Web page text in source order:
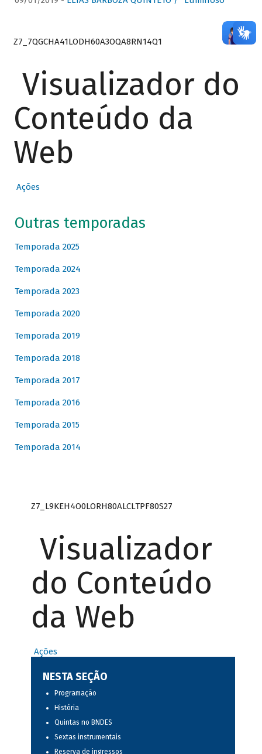
Z7_7QGCHA41LODH60A3OQA8RN14Q1
Visualizador do
Conteúdo da
Web
Ações
Outras temporadas
Temporada 2025
Temporada 2024
Temporada 2023
Temporada 2020
Temporada 2019
Temporada 2018
Temporada 2017
Temporada 2016
Temporada 2015
Temporada 2014
Z7_L9KEH4O0LORH80ALCLTPF80S27
Visualizador
do Conteúdo
da Web
Ações
NESTA SEÇÃO
Programação
História
Quintas no BNDES
Sextas instrumentais
Reserva de ingressos